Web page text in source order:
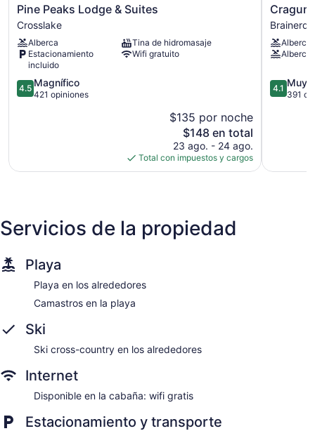
Pine
Peaks
Lodge
&
Suites
Crosslake
Pine Peaks Lodge & Suites
Crosslake
Alberca
Tina de hidromasaje
Estacionamiento
incluido
Wifi gratuito
4.5
de
4.5 Magnífico
421 opiniones
$135 por noche
El
precio
actual
es
$148 en total
23 ago. - 24 ago.
Total con impuestos y cargos
Cragun's
Resort
&
Hotel
Brainerd
Brainerd
Alberca
Alberca
4.1
de
4.1 Muy
391
Servicios de la propiedad
Playa
Playa en los alrededores
Camastros en la playa
Ski
Ski cross-country en los alrededores
Internet
Disponible en la cabaña: wifi gratis
Estacionamiento y transporte